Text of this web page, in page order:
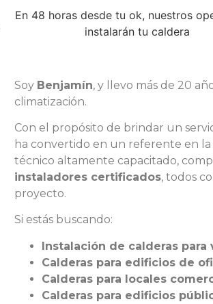
En 48 horas desde tu ok, nuestros
instalarán tu caldera
Soy Benjamín, y llevo más de 20
climatización.
Con el propósito de brindar un
ha convertido en un referente en la
técnico altamente capacitado,
instaladores certificados, todos
proyecto.
Si estás buscando:
Instalación de calderas para
Calderas para edificios de
Calderas para locales
Calderas para edificios